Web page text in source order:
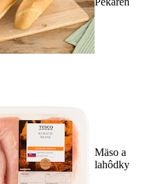
Mäso a
lahôdky